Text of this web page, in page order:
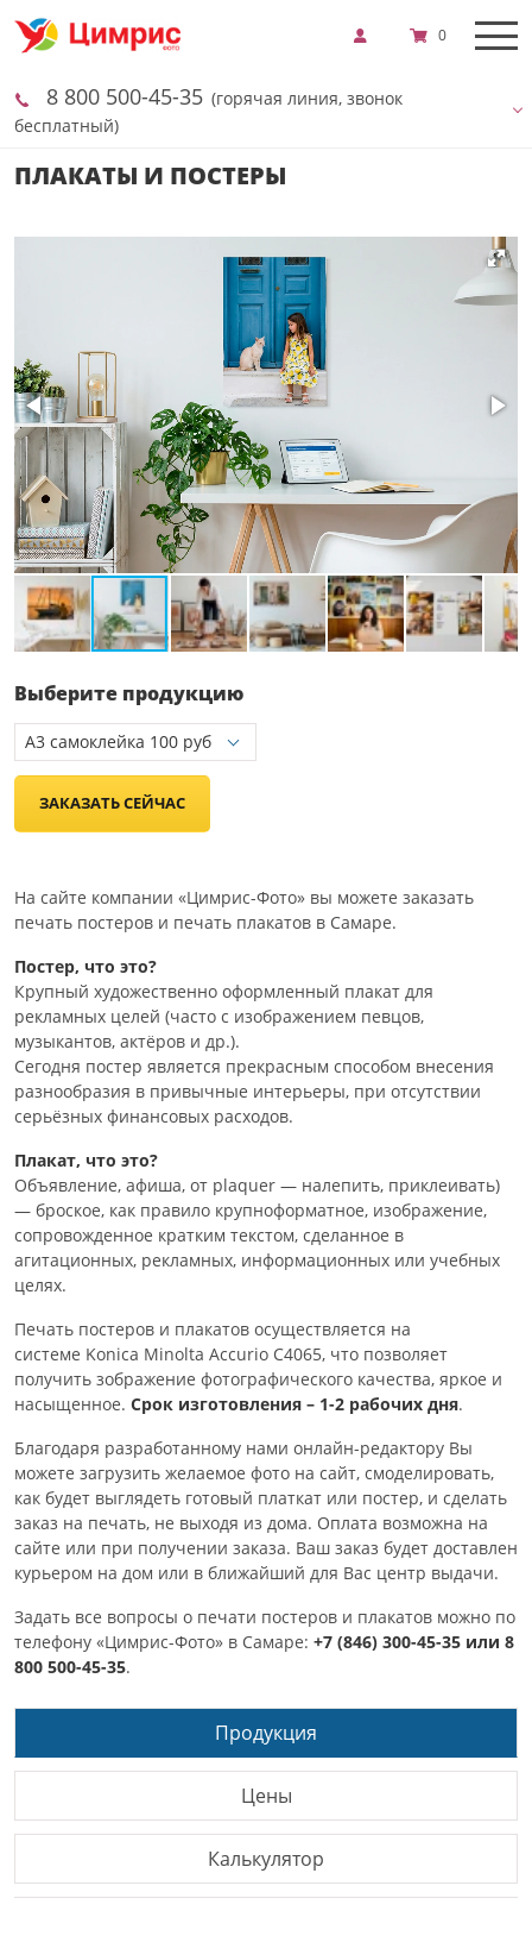
8 800 500-45-35 (горячая линия, звонок
бесплатный)
0
ПЛАКАТЫ И ПОСТЕРЫ
Выберите продукцию
ЗАКАЗАТЬ СЕЙЧАС
На сайте компании «Цимрис-Фото» вы можете заказать
печать постеров и печать плакатов в Самаре.
Постер, что это?
Крупный художественно оформленный плакат для
рекламных целей (часто с изображением певцов,
музыкантов, актёров и др.).
Сегодня постер является прекрасным способом внесения
разнообразия в привычные интерьеры, при отсутствии
серьёзных финансовых расходов.
Плакат, что это?
Объявление, афиша, от plaquer — налепить, приклеивать)
— броское, как правило крупноформатное, изображение,
сопровожденное кратким текстом, сделанное в
агитационных, рекламных, информационных или учебных
целях.
Печать постеров и плакатов осуществляется на
системе Konica Minolta Accurio C4065, что позволяет
получить зображение фотографического качества, яркое и
насыщенное. Срок изготовления – 1-2 рабочих дня.
Благодаря разработанному нами онлайн-редактору Вы
можете загрузить желаемое фото на сайт, смоделировать,
как будет выглядеть готовый платкат или постер, и сделать
заказ на печать, не выходя из дома. Оплата возможна на
сайте или при получении заказа. Ваш заказ будет доставлен
курьером на дом или в ближайший для Вас центр выдачи.
Задать все вопросы о печати постеров и плакатов можно по
телефону «Цимрис-Фото» в Самаре: +7 (846) 300-45-35 или 8
800 500-45-35.
Продукция
Цены
Калькулятор